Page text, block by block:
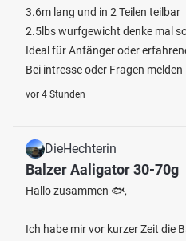
3.6m lang und in 2 Teilen teilbar
2.5lbs wurfgewicht denke mal
Ideal für Anfänger oder
Bei intresse oder Fragen melden
vor 4 Stunden
DieHechterin
Balzer Aaligator 30-70g
Hallo zusammen 🐟,
Ich habe mir vor kurzer Zeit die